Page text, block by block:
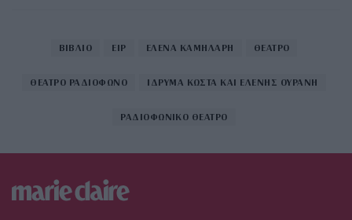
ΒΙΒΛΙΟ ΕΙΡ ΕΛΕΝΑ ΚΑΜΗΛΑΡΗ ΘΕΑΤΡΟ
ΘΕΑΤΡΟ ΡΑΔΙΟΦΩΝΟ ΙΔΡΥΜΑ ΚΩΣΤΑ ΚΑΙ ΕΛΕΝΗΣ ΟΥΡΑΝΗ
ΡΑΔΙΟΦΩΝΙΚΟ ΘΕΑΤΡΟ